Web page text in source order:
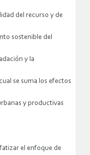
del recurso y de
sostenible del
y la
se suma los efectos
y productivas
el enfoque de